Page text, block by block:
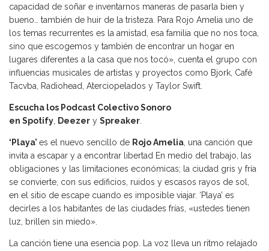
capacidad de soñar e inventarnos maneras de pasarla bien y
bueno… también de huir de la tristeza. Para Rojo Amelia uno de
los temas recurrentes es la amistad, esa familia que no nos toca,
sino que escogemos y también de encontrar un hogar en
lugares diferentes a la casa que nos tocó», cuenta el grupo con
influencias musicales de artistas y proyectos como Bjork, Café
Tacvba, Radiohead, Aterciopelados y Taylor Swift.
Escucha los Podcast Colectivo Sonoro
en Spotify Deezer y Spreaker
‘Playa’ es el nuevo sencillo de Rojo Amelia , una canción que
invita a escapar y a encontrar libertad En medio del trabajo, las
obligaciones y las limitaciones económicas; la ciudad gris y fría
se convierte, con sus edificios, ruidos y escasos rayos de sol,
en el sitio de escape cuando es imposible viajar. ‘Playa’ es
decirles a los habitantes de las ciudades frías, «ustedes tienen
luz, brillen sin miedo».
La canción tiene una esencia pop. La voz lleva un ritmo relajado